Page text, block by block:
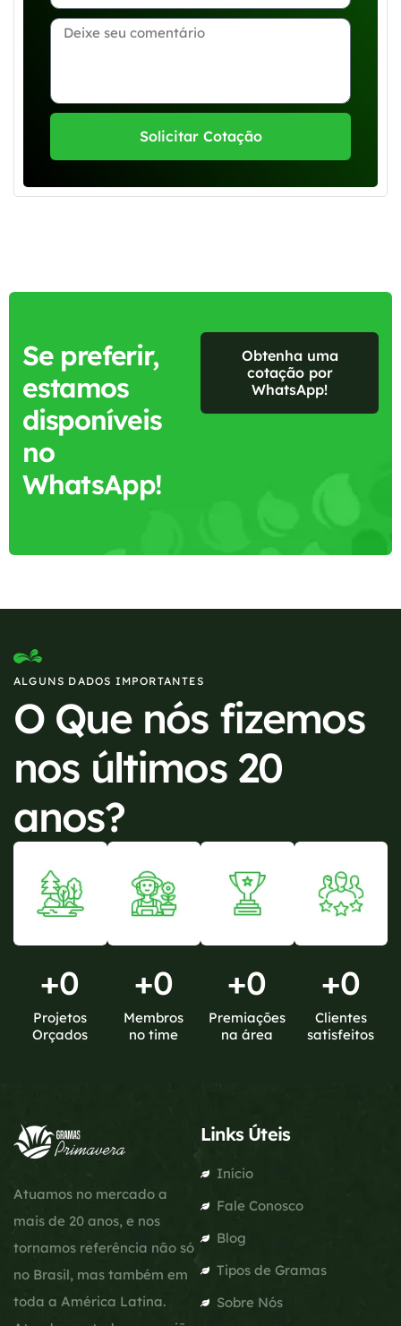
Solicitar Cotação
Se preferir,
estamos
disponíveis
no
WhatsApp!
Obtenha uma
cotação por
WhatsApp!
ALGUNS DADOS IMPORTANTES
O Que nós fizemos
nos últimos 20
anos?
+0
Projetos
Orçados
+0
Membros
no time
+0
Premiações
na área
+0
Clientes
satisfeitos
Atuamos no mercado a
mais de 20 anos, e nos
tornamos referência não só
no Brasil, mas também em
toda a América Latina.
Links Úteis
Início
Fale Conosco
Blog
Tipos de Gramas
Sobre Nós